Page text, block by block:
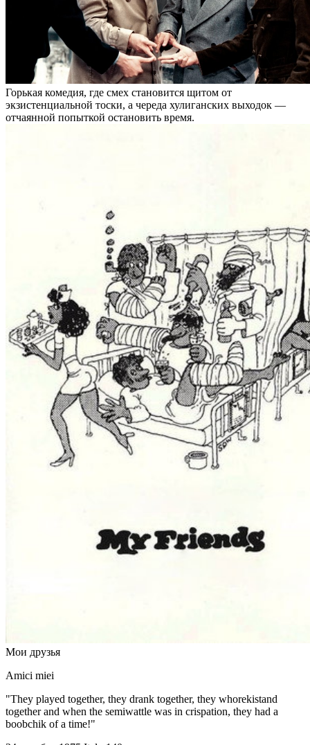
Горькая комедия, где смех становится щитом от
экзистенциальной тоски, а череда хулиганских выходок —
отчаянной попыткой остановить время.
Мои друзья
Amici miei
"They played together, they drank together, they whorekistand
together and when the semiwattle was in crispation, they had a
boobchik of a time!"